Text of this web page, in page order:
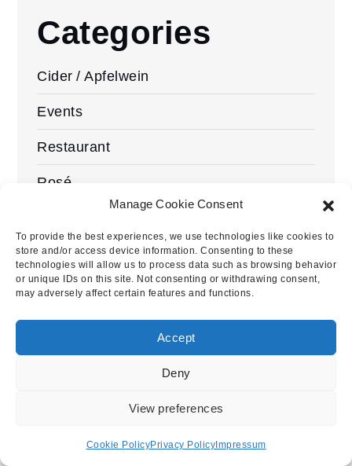
Manage Cookie Consent
To provide the best experiences, we use technologies like cookies to
store and/or access device information. Consenting to these
technologies will allow us to process data such as browsing behavior
or unique IDs on this site. Not consenting or withdrawing consent,
may adversely affect certain features and functions.
Accept
Deny
View preferences
Cookie PolicyPrivacy PolicyImpressum
Categories
Cider / Apfelwein
Events
Restaurant
Rosé
Sekt
Sherry
Weißwein